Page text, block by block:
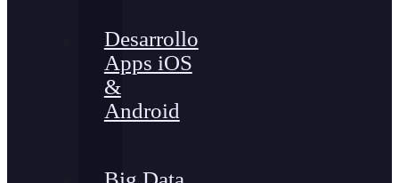
Desarrollo
Apps iOS
&
Android